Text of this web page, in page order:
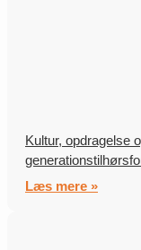
Kultur,
Læs mere »